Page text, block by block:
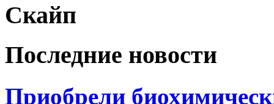
Скайп
Последние новости
Приобрели